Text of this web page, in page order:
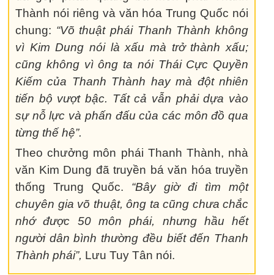
Thành nói riêng và văn hóa Trung Quốc nói
chung: “Võ thuật phái Thanh Thành không
vì Kim Dung nói là xấu mà trở thành xấu;
cũng không vì ông ta nói Thái Cực Quyền
Kiếm của Thanh Thành hay mà đột nhiên
tiến bộ vượt bậc. Tất cả vẫn phải dựa vào
sự nỗ lực và phấn đấu của các môn đồ qua
từng thế hệ”.
Theo chưởng môn phái Thanh Thành, nhà
văn Kim Dung đã truyền bá văn hóa truyền
thống Trung Quốc. “Bây giờ đi tìm một
chuyên gia võ thuật, ông ta cũng chưa chắc
nhớ được 50 môn phái, nhưng hầu hết
người dân bình thường đều biết đến Thanh
Thành phái”, Lưu Tuy Tân nói.